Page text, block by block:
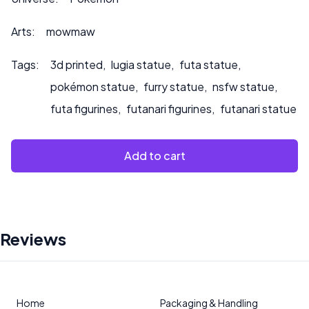
dipingiamo il prodotto.
Arts: mowmaw
Tags: 3d printed, lugia statue, futa statue,
pokémon statue, furry statue, nsfw statue,
futa figurines, futanari figurines, futanari statue
Add to cart
Reviews
Home Packaging & Handling